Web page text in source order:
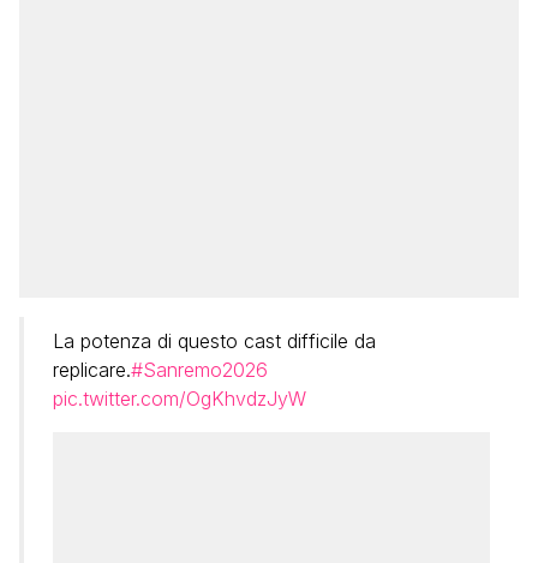
La potenza di questo cast difficile da
replicare.#Sanremo2026
pic.twitter.com/OgKhvdzJyW